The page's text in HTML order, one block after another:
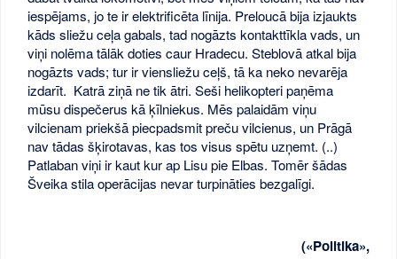
iespējams, jo te ir elektrificēta līnija. Preloucā bija izjaukts
kāds sliežu ceļa gabals, tad nogāzts kontakttīkla vads, un
viņi nolēma tālāk doties caur Hradecu. Steblovā atkal bija
nogāzts vads; tur ir viensliežu ceļš, tā ka neko nevarēja
izdarīt. Katrā ziņā ne tik ātri. Seši helikopteri paņēma
mūsu dispečerus kā ķīlniekus. Mēs palaidām viņu
vilcienam priekšā piecpadsmit preču vilcienus, un Prāgā
nav tādas šķirotavas, kas tos visus spētu uzņemt. (..)
Patlaban viņi ir kaut kur ap Lisu pie Elbas. Tomēr šādas
Šveika stila operācijas nevar turpināties bezgalīgi.
(«Politika»,